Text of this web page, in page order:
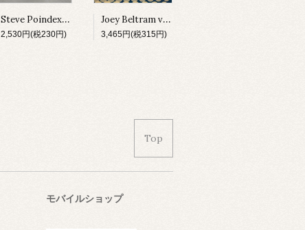
Steve Poindexter & Kareem Smith / Old-Skool [DJAX-UP-328][2000]
2,530円(税230円)
Joey Beltram vs. Technasia / The Start It Up (Remix) [GLASS001][2000]
3,465円(税315円)
Top
モバイルショップ